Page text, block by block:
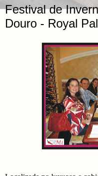
Festival de
Douro - Royal